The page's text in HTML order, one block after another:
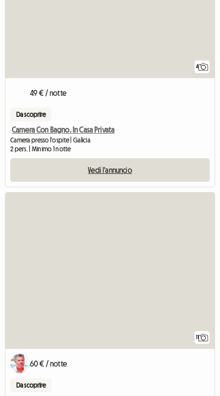
4
49 € / notte
Da scoprire
Camera Con Bagno. In Casa Privata
Camera presso l'ospite | Galicia
2 pers. | Minimo 1 notte
Vedi l'annuncio
11
60 € / notte
Da scoprire